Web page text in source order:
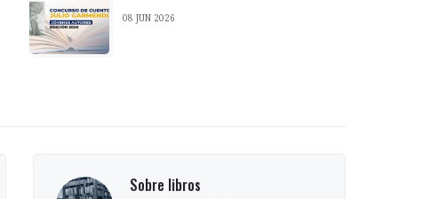
08 JUN 2026
‎ Sobre libros